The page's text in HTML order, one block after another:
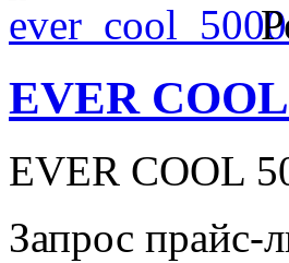
EVER
EVER COOL
Запрос прайс-